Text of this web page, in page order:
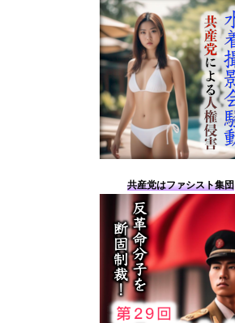
共産党はファシスト集団